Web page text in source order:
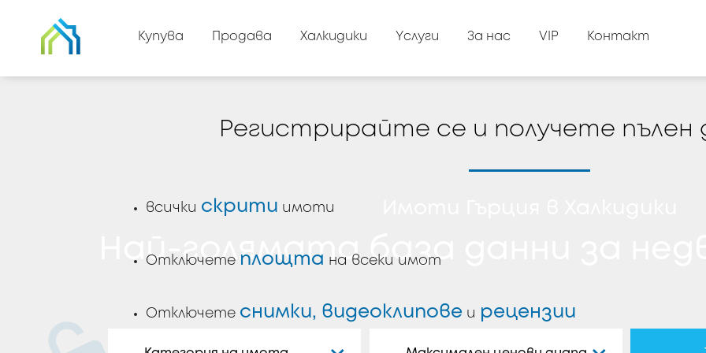
Купува Продава Халкидики Yслуги За нас VIP Контакт
Най-голямата база данни за
Регистрирайте се и получете пълен
всички скрити имоти
Отключете площта на всеки имот
Отключете снимки, видеоклипове и рецензии